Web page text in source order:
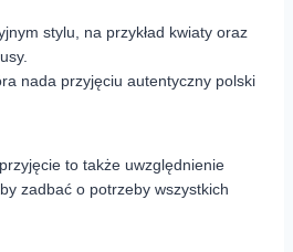
stylu, na przykład kwiaty oraz
nada przyjęciu autentyczny polski
to także uwzględnienie
zadbać o potrzeby wszystkich